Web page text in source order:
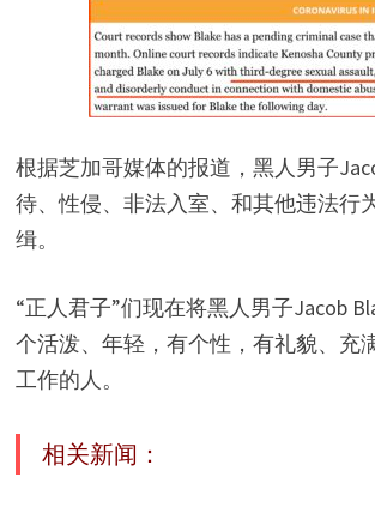
d
e
o
根据芝加哥媒体的报道，黑人男子
待、性侵、非法入室、和其他违法行
缉。
“正人君子”们现在将黑人男子Jacob
个活泼、年轻，有个性，有礼貌、充
工作的人。
相关新闻：